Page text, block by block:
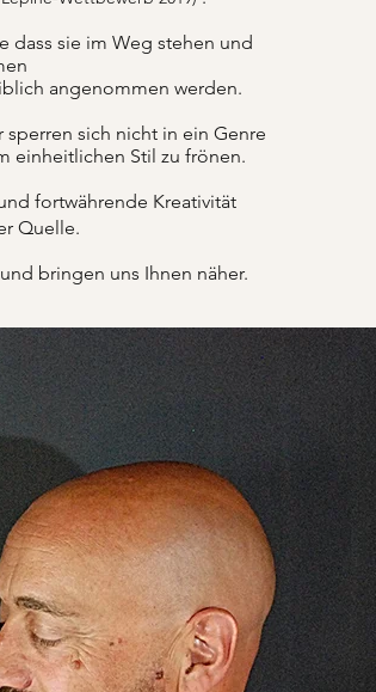
dass sie im Weg stehen und
angenommen werden.
sich nicht in ein Genre
einheitlichen Stil zu frönen.
fortwährende Kreativität
Quelle.
bringen uns Ihnen näher.